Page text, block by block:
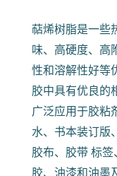
萜烯树脂是一些
味、高硬度、高
性和溶解性好等
胶中具有优良的
广泛应用于胶粘
水、书本装订版
胶布、胶带 标
胶、油漆和油墨